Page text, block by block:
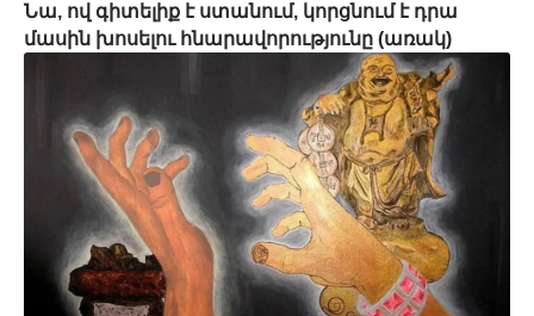
Նա, ով գիտելիք է ստանում, կորցնում է դրա
մասին խոսելու հնարավորությունը (առակ)